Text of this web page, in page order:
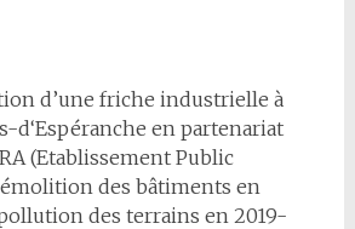
d’une friche industrielle à
d‘Espéranche en partenariat
(Etablissement Public
des bâtiments en
des terrains en 2019-